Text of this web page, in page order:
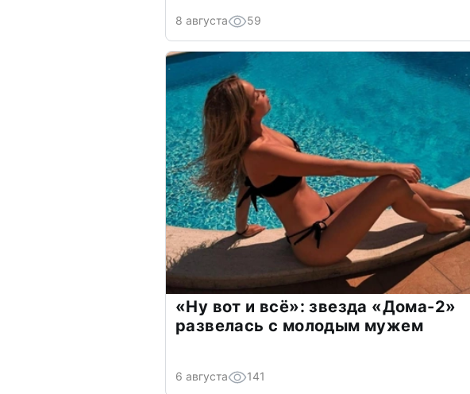
8 августа 59
«Ну вот и всё»: звезда «Дома-2»
развелась с молодым мужем
6 августа 141